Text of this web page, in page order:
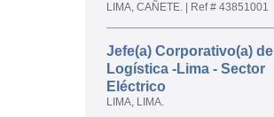
LIMA, CAÑETE. Ref # 43851001
Jefe(a) Corporativo(a) de
Logística -Lima - Sector
Eléctrico
LIMA, LIMA.